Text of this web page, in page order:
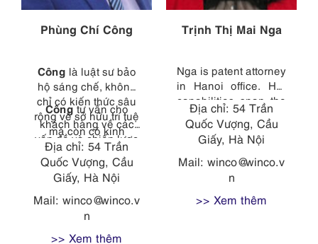
Phùng Chí Công
Công là luật sư bảo
hộ sáng chế, không
chỉ có kiến thức sâu
rộng về sở hữu trí tuệ
mà còn có kinh
nghiệm trực tiếp trong
các lĩnh vực kỹ thuật
đa dạng, từ kỹ thuật
nghiệm cơ khí – Đại
học Bách Khoa Hà
Nội) đến kỹ thuật
Côngtư vấn cho
khách hàng về các
vấn đề và chiến lược
bằng sáng chế tại
Việt Nam, đồng thời
xử lý các thủ tục khác
liên quan đến bằng
sáng chế và thiết kế.
Địa chỉ: 54 Trần
Quốc Vượng, Cầu
Giấy, Hà Nội
Mail: winco@winco.v
n
>> Xem thêm
Trịnh Thị Mai Nga
Nga is patent attorney
in Hanoi office. Her
capabilities span the
entire patent field,
from consulting with
clients and managing
cases, to drafting
patent specifications,
specifications into
Địa chỉ: 54 Trần
Quốc Vượng, Cầu
Giấy, Hà Nội
Mail: winco@winco.v
n
>> Xem thêm